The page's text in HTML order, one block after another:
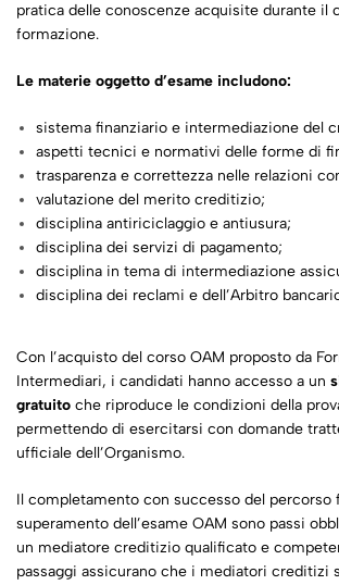
pratica delle conoscenze acquisite durante il
formazione.
Le materie oggetto d’esame includono:
sistema finanziario e intermediazione del
aspetti tecnici e normativi delle forme di
trasparenza e correttezza nelle relazioni
valutazione del merito creditizio;
disciplina antiriciclaggio e antiusura;
disciplina dei servizi di pagamento;
disciplina in tema di intermediazione
disciplina dei reclami e dell’Arbitro
Con l’acquisto del corso OAM proposto da
Intermediari, i candidati hanno accesso a un
gratuito che riproduce le condizioni della
permettendo di esercitarsi con domande
ufficiale dell’Organismo.
Il completamento con successo del percorso
superamento dell’esame OAM sono passi
un mediatore creditizio qualificato e
passaggi assicurano che i mediatori creditizi